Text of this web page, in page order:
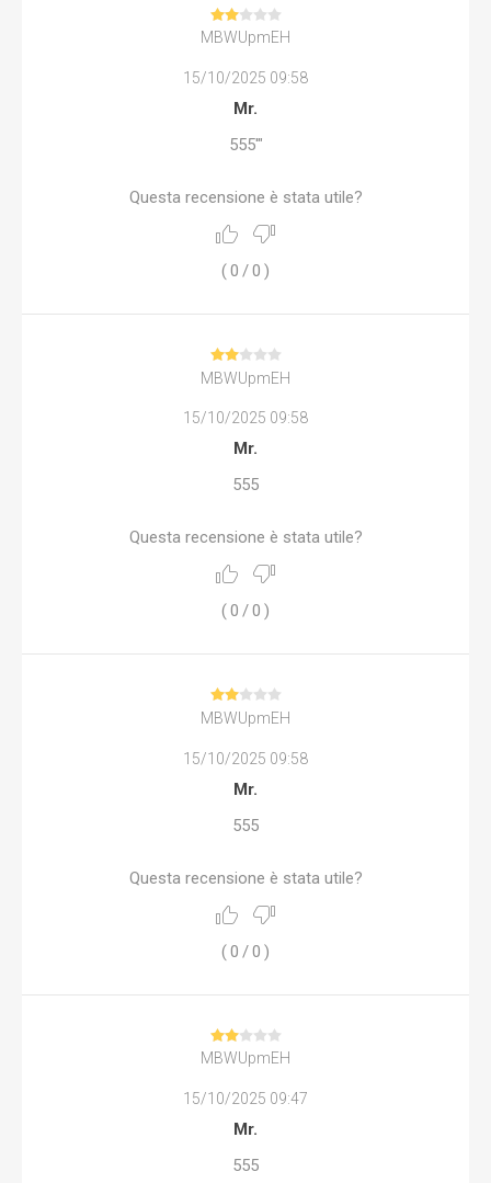
MBWUpmEH
15/10/2025 09:58
Mr.
555'"
Questa recensione è stata utile?
(0 /0 )
MBWUpmEH
15/10/2025 09:58
Mr.
555
Questa recensione è stata utile?
( 0 /0 )
MBWUpmEH
15/10/2025 09:58
Mr.
555
Questa recensione è stata utile?
(0 /0 )
MBWUpmEH
15/10/2025 09:47
Mr.
555